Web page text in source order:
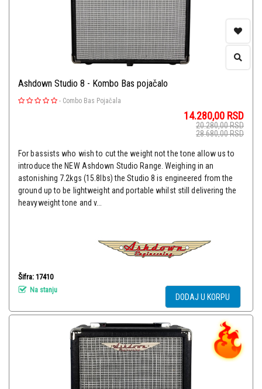
Ashdown Studio 8 - Kombo Bas pojačalo
- Combo Bas Pojačala
14.280,00 RSD
20.280,00RSD
28.680,00RSD
For bassists who wish to cut the weight not the tone allow us to
introduce the NEW Ashdown Studio Range. Weighing in an
astonishing 7.2kgs (15.8lbs) the Studio 8 is engineered from the
ground up to be lightweight and portable whilst still delivering the
heavyweight tone and v...
Šifra: 17410
Na stanju
DODAJ U KORPU